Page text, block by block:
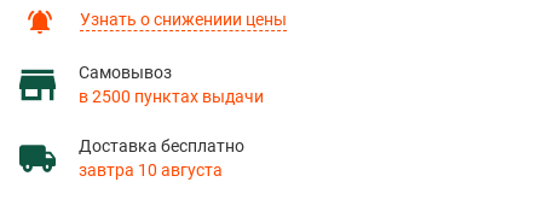
Узнать о снижениии цены
Самовывоз
в 2500 пунктах выдачи
Доставка бесплатно
завтра 10 августа